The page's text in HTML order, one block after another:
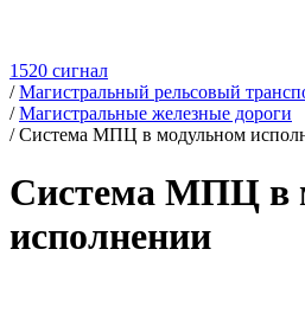
1520 сигнал
/Магистральный рельсовый
/Магистральные железные дороги
/Система МПЦ в модульном
Система МПЦ в
исполнении